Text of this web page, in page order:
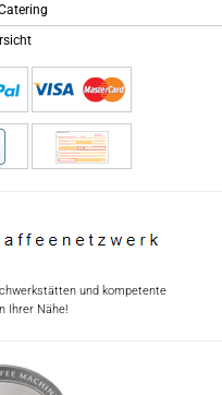
und kompetente
Ihrer Nähe!